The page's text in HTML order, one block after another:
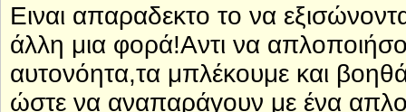
Ειναι απαραδεκτο το να
άλλη μια φορά!Αντι να
αυτονόητα,τα μπλέκουμε και
ώστε να αναπαράγουν με ένα